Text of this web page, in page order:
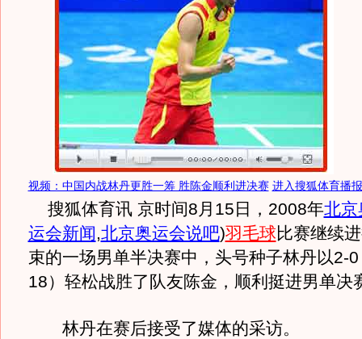
视频：中国内战林丹更胜一筹 胜陈金顺利进决赛 进入搜狐体育播报
搜狐体育讯 京时间8月15日，2008年北京
运会新闻,北京奥运会说吧)羽毛球比赛继续
束的一场男单半决赛中，头号种子林丹以2-
18）轻松战胜了队友陈金，顺利挺进男单决
林丹在赛后接受了媒体的采访。